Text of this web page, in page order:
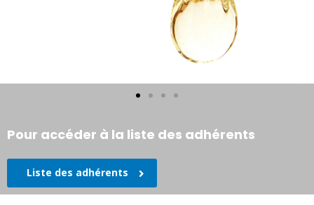
Pour accéder à la liste des adhérents
Liste des adhérents